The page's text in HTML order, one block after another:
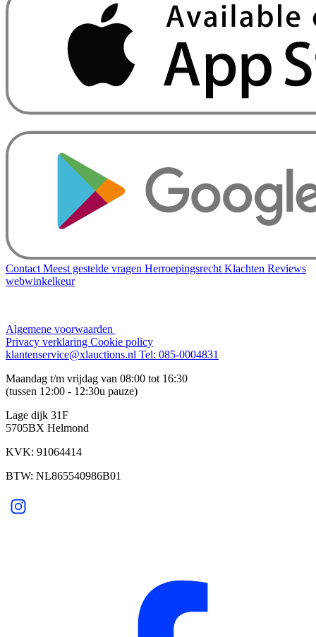
Contact Meest gestelde vragen Herroepingsrecht Klachten Reviews
webwinkelkeur
Algemene voorwaarden
Privacy verklaring Cookie policy
klantenservice@xlauctions.nl Tel: 085-0004831
Maandag t/m vrijdag van 08:00 tot 16:30
(tussen 12:00 - 12:30u pauze)
Lage dijk 31F
5705BX Helmond
KVK: 91064414
BTW: NL865540986B01